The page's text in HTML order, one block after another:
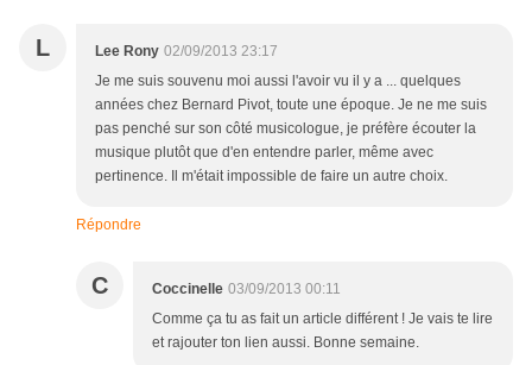
L Lee Rony 02/09/2013 23:17
Je me suis souvenu moi aussi l'avoir vu il y a ... quelques
années chez Bernard Pivot, toute une époque. Je ne me suis
pas penché sur son côté musicologue, je préfère écouter la
musique plutôt que d'en entendre parler, même avec
pertinence. Il m'était impossible de faire un autre choix.
Répondre
C Coccinelle 03/09/2013 00:11
Comme ça tu as fait un article différent ! Je vais te lire
et rajouter ton lien aussi. Bonne semaine.